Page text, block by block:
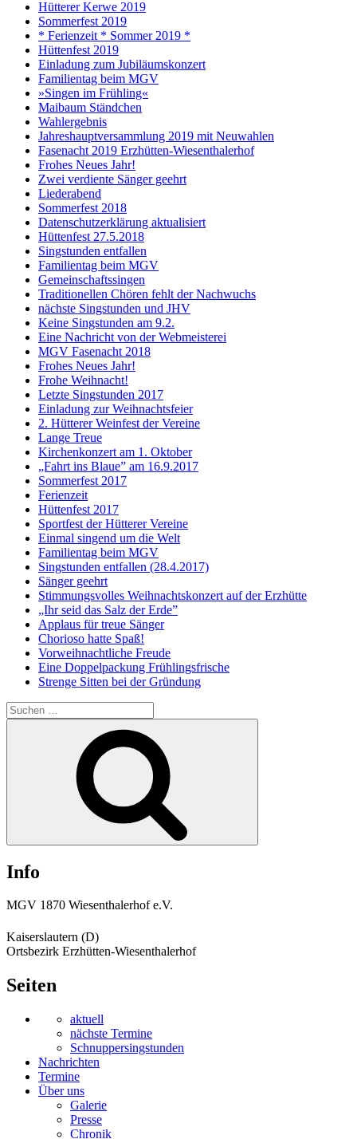
Hütterer Kerwe 2019
Sommerfest 2019
* Ferienzeit * Sommer 2019 *
Hüttenfest 2019
Einladung zum Jubiläumskonzert
Familientag beim MGV
»Singen im Frühling«
Maibaum Ständchen
Wahlergebnis
Jahreshauptversammlung 2019 mit Neuwahlen
Fasenacht 2019 Erzhütten-Wiesenthalerhof
Frohes Neues Jahr!
Zwei verdiente Sänger geehrt
Liederabend
Sommerfest 2018
Datenschutzerklärung aktualisiert
Hüttenfest 27.5.2018
Singstunden entfallen
Familientag beim MGV
Gemeinschaftssingen
Traditionellen Chören fehlt der Nachwuchs
nächste Singstunden und JHV
Keine Singstunden am 9.2.
Eine Nachricht von der Webmeisterei
MGV Fasenacht 2018
Frohes Neues Jahr!
Frohe Weihnacht!
Letzte Singstunden 2017
Einladung zur Weihnachtsfeier
2. Hütterer Weinfest der Vereine
Lange Treue
Kirchenkonzert am 1. Oktober
„Fahrt ins Blaue” am 16.9.2017
Sommerfest 2017
Ferienzeit
Hüttenfest 2017
Sportfest der Hütterer Vereine
Einmal singend um die Welt
Familientag beim MGV
Singstunden entfallen (28.4.2017)
Sänger geehrt
Stimmungsvolles Weihnachtskonzert auf der Erzhütte
„Ihr seid das Salz der Erde”
Applaus für treue Sänger
Chorioso hatte Spaß!
Vorweihnachtliche Freude
Eine Doppelpackung Frühlingsfrische
Strenge Sitten bei der Gründung
Suchen
nach:
Info
MGV 1870 Wiesenthalerhof e.V.
Kaiserslautern (D)
Ortsbezirk Erzhütten-Wiesenthalerhof
Seiten
aktuell
nächste Termine
Schnuppersingstunden
Nachrichten
Termine
Über uns
Galerie
Presse
Chronik